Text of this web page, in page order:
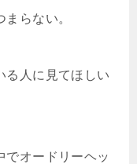
らない。
る人に見てほしい
でオードリーヘッ